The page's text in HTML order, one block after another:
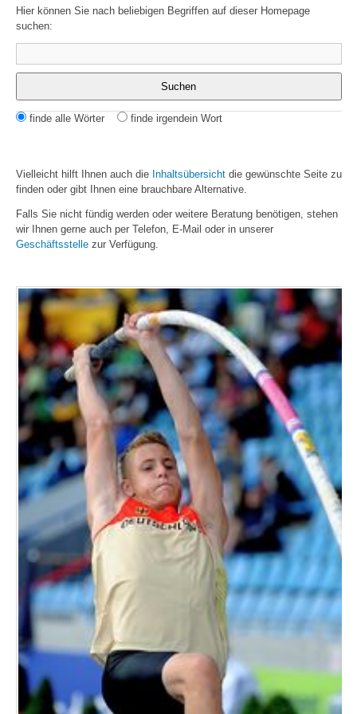
Hier können Sie nach beliebigen Begriffen auf dieser Homepage
suchen:
Suchen
Optionen
finde alle Wörter finde irgendein Wort
Vielleicht hilft Ihnen auch die Inhaltsübersichtdie gewünschte Seite zu
finden oder gibt Ihnen eine brauchbare Alternative.
Falls Sie nicht fündig werden oder weitere Beratung benötigen, stehen
wir Ihnen gerne auch per Telefon, E-Mail oder in unserer
Geschäftsstellezur Verfügung.